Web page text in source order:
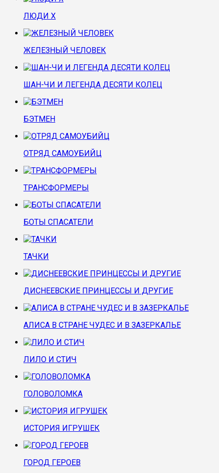
ЛЮДИ Х
ЖЕЛЕЗНЫЙ ЧЕЛОВЕК
ШАН-ЧИ И ЛЕГЕНДА ДЕСЯТИ КОЛЕЦ
БЭТМЕН
ОТРЯД САМОУБИЙЦ
ТРАНСФОРМЕРЫ
БОТЫ СПАСАТЕЛИ
ТАЧКИ
ДИСНЕЕВСКИЕ ПРИНЦЕССЫ И ДРУГИЕ
АЛИСА В СТРАНЕ ЧУДЕС И В ЗАЗЕРКАЛЬЕ
ЛИЛО И СТИЧ
ГОЛОВОЛОМКА
ИСТОРИЯ ИГРУШЕК
ГОРОД ГЕРОЕВ